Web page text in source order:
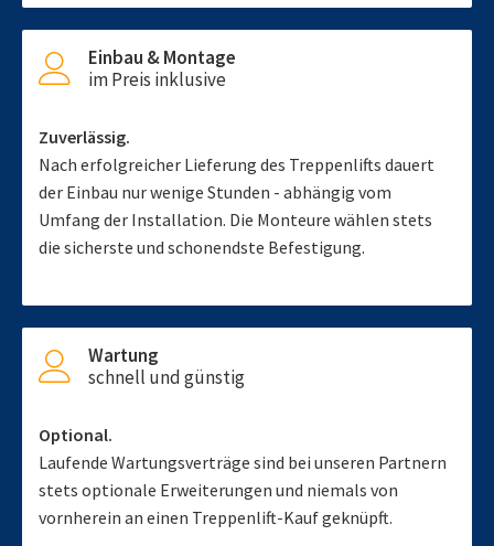
Einbau & Montage
im Preis inklusive
Zuverlässig.
Nach erfolgreicher Lieferung des Treppenlifts dauert
der Einbau nur wenige Stunden - abhängig vom
Umfang der Installation. Die Monteure wählen stets
die sicherste und schonendste Befestigung.
Wartung
schnell und günstig
Optional.
Laufende Wartungsverträge sind bei unseren Partnern
stets optionale Erweiterungen und niemals von
vornherein an einen Treppenlift-Kauf geknüpft.